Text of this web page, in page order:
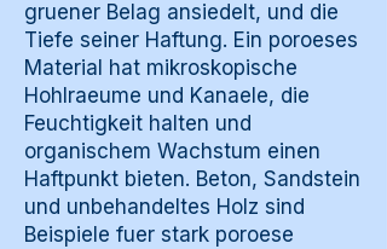
gruener Belag ansiedelt, und die
Tiefe seiner Haftung. Ein poroeses
Material hat mikroskopische
Hohlraeume und Kanaele, die
Feuchtigkeit halten und
organischem Wachstum einen
Haftpunkt bieten. Beton, Sandstein
und unbehandeltes Holz sind
Beispiele fuer stark poroese